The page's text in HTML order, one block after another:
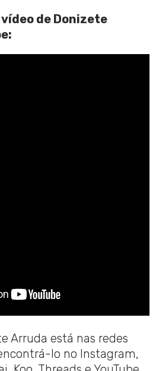
de Donizete
Arruda está nas redes
lo no Instagram,